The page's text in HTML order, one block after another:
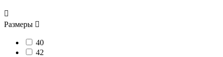

Размеры 
40
42